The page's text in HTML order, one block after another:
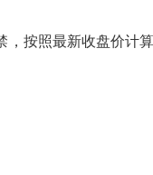
按照最新收盘价计